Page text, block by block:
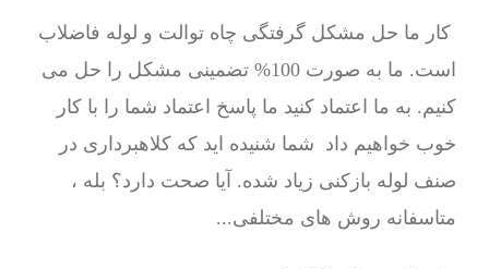
کار ما حل مشکل گرفتگی چاه توالت و لوله فاضلاب
است. ما به صورت 100% تضمینی مشکل را حل می
کنیم. به ما اعتماد کنید ما پاسخ اعتماد شما را با کار
خوب خواهیم داد شما شنیده اید که کلاهبرداری در
صنف لوله بازکنی زیاد شده. آیا صحت دارد؟ بله ،
متاسفانه روش های مختلفی...